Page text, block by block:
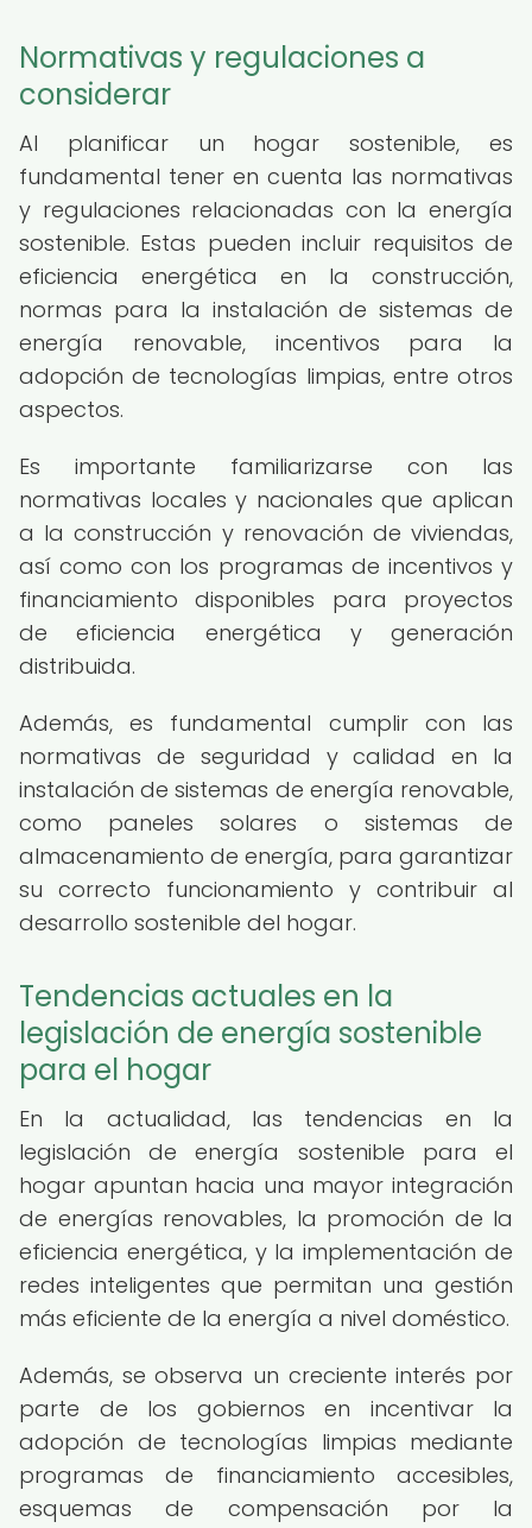
Normativas y regulaciones a
considerar
Al planificar un hogar sostenible, es
fundamental tener en cuenta las normativas
y regulaciones relacionadas con la energía
sostenible. Estas pueden incluir requisitos de
eficiencia energética en la construcción,
normas para la instalación de sistemas de
energía renovable, incentivos para la
adopción de tecnologías limpias, entre otros
aspectos.
Es importante familiarizarse con las
normativas locales y nacionales que aplican
a la construcción y renovación de viviendas,
así como con los programas de incentivos y
financiamiento disponibles para proyectos
de eficiencia energética y generación
distribuida.
Además, es fundamental cumplir con las
normativas de seguridad y calidad en la
instalación de sistemas de energía renovable,
como paneles solares o sistemas de
almacenamiento de energía, para garantizar
su correcto funcionamiento y contribuir al
desarrollo sostenible del hogar.
Tendencias actuales en la
legislación de energía sostenible
para el hogar
En la actualidad, las tendencias en la
legislación de energía sostenible para el
hogar apuntan hacia una mayor integración
de energías renovables, la promoción de la
eficiencia energética, y la implementación de
redes inteligentes que permitan una gestión
más eficiente de la energía a nivel doméstico.
Además, se observa un creciente interés por
parte de los gobiernos en incentivar la
adopción de tecnologías limpias mediante
programas de financiamiento accesibles,
esquemas de compensación por la